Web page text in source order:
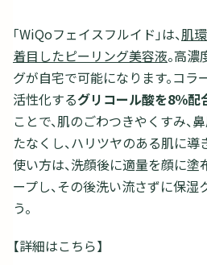
「WiQoフェイスフルイド」は、肌
着目したピーリング美容液。高
グが自宅で可能になります。コ
活性化するグリコール酸を8％配
ことで、肌のごわつきやくすみ、
たなくし、ハリツヤのある肌に導
使い方は、洗顔後に適量を顔に塗
ープし、その後洗い流さずに保
う。
【詳細はこちら】